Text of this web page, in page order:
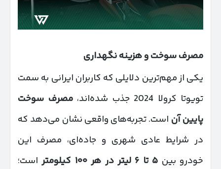
مصرف سوخت و هزینه نگهداری
یکی از مهم‌ترین دلایلی که کاربران ایرانی به سمت
تویوتا کرولا 2024 جذب شده‌اند،
مصرف سوخت
پایین آن است. تجربه‌های واقعی نشان می‌دهد که
در شرایط عادی شهری و جاده‌ای، مصرف این
خودرو بین ۵ تا ۶ لیتر در هر۱۰۰ کیلومتراست؛